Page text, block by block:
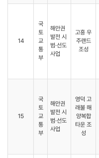
14
국
토
교
통
부
해안권
발전 시
범·선도
사업
고흥 우
주랜드
조성
15
국
토
교
통
부
해안권
발전 시
범·선도
사업
영덕 고
래불 해
양복합
타운 조
성